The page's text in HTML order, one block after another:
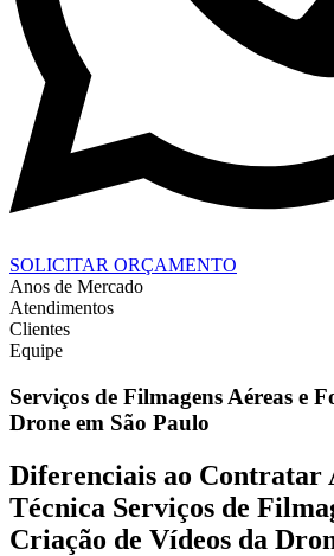
SOLICITAR ORÇAMENTO
Anos de Mercado
Atendimentos
Clientes
Equipe
Serviços de Filmagens Aéreas e
Drone em São Paulo
Diferenciais ao Contratar
Técnica Serviços de
Criação de Vídeos da